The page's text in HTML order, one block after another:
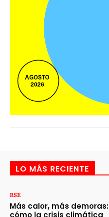
LO MÁS RECIENTE
RSE
Más calor, más demoras:
cómo la crisis climática